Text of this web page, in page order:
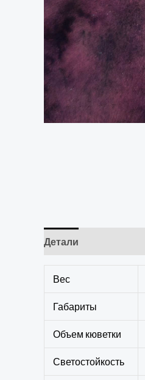
Детали
Вес
Габариты
Объем кюветки
Светостойкость